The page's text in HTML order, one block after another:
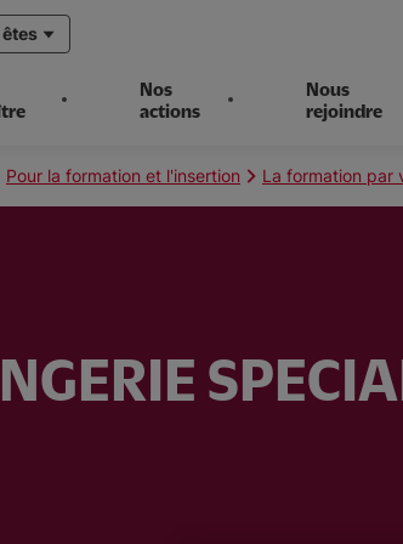
Nos
actions
Nous
rejoindre
Pour la formation et l'insertion La formation par